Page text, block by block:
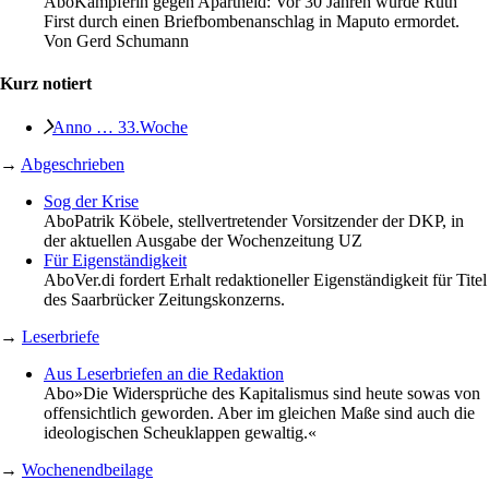
First durch einen Briefbombenanschlag in Maputo ermordet.
Von Gerd Schumann
Kurz notiert
Anno … 33.Woche
→ Abgeschrieben
Sog der Krise
AboPatrik Köbele, stellvertretender Vorsitzender der DKP, in
der aktuellen Ausgabe der Wochenzeitung UZ
Für Eigenständigkeit
AboVer.di fordert Erhalt redaktioneller Eigenständigkeit für Titel
des Saarbrücker Zeitungskonzerns.
→ Leserbriefe
Aus Leserbriefen an die Redaktion
Abo»Die Widersprüche des Kapitalismus sind heute sowas von
offensichtlich geworden. Aber im gleichen Maße sind auch die
ideologischen Scheuklappen gewaltig.«
→ Wochenendbeilage